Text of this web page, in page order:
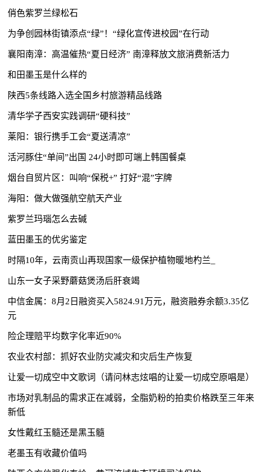
俏色紫罗兰绿松石
为争创园林街镇添点“绿”！“绿化宣传进校园”在行动
襄阳南漳：高温催热“夏日经济” 南漳释放文旅消费新活力
和田墨玉是什么样的
陕西5条线路入选全国乡村旅游精品线路
清华学子西安实践调研“硬科技”
莱阳：银行携手工会“夏送清凉”
活河豚住“单间”出国 24小时即可端上韩国餐桌
烟台自贸片区：叫响“保税+” 打好“混”字牌
海阳：做大做强航空航天产业
紫罗兰玛瑙怎么去碱
蓝田墨玉的优劣鉴定
时隔10年，云南贡山再现国家一级保护植物暖地杓兰_
山东一女子采野蘑菇煲汤后肝衰竭
中信金属：8月2日融资买入5824.91万元，融资融券余额3.35亿
元
险企理赔平均数字化率近90%
农业农村部：抓好农业防灾减灾和灾后生产恢复
让爱一切成空中文歌词（请问林志炫唱的让爱一切成空原唱是）
市场对乳制品的需求正在减弱，全脂奶粉的拍卖价格跌至三年来
新低
女性戴红玉髓还是黑玉髓
老墨玉有收藏价值吗